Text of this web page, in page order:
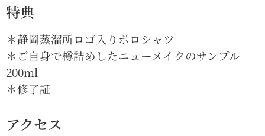
特典
＊静岡蒸溜所ロゴ入りポロシャツ
＊ご自身で樽詰めしたニューメイクのサンプル
200ml
＊修了証
アクセス